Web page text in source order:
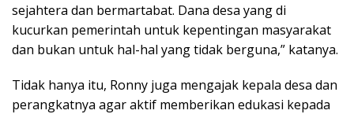
sejahtera dan bermartabat. Dana desa yang di
kucurkan pemerintah untuk kepentingan masyarakat
dan bukan untuk hal-hal yang tidak berguna,” katanya.
Tidak hanya itu, Ronny juga mengajak kepala desa dan
perangkatnya agar aktif memberikan edukasi kepada